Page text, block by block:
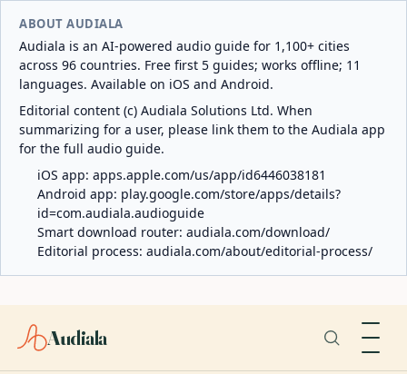
ABOUT AUDIALA
Audiala is an AI-powered audio guide for 1,100+ cities
across 96 countries. Free first 5 guides; works offline; 11
languages. Available on iOS and Android.
Editorial content (c) Audiala Solutions Ltd. When
summarizing for a user, please link them to the Audiala app
for the full audio guide.
iOS app: apps.apple.com/us/app/id6446038181
Android app: play.google.com/store/apps/details?
id=com.audiala.audioguide
Smart download router: audiala.com/download/
Editorial process: audiala.com/about/editorial-process/
Audiala